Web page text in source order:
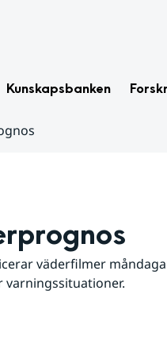
Kunskapsbanken
väderfilmer
varningssituationer.